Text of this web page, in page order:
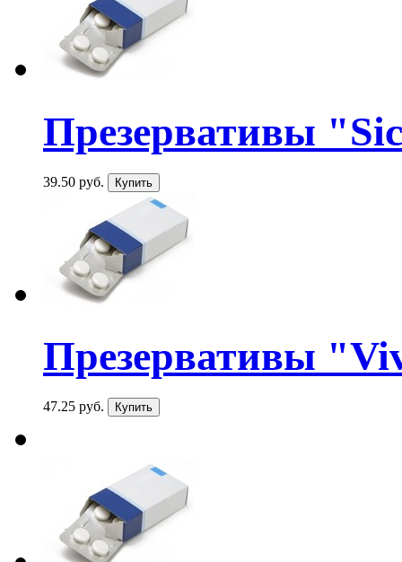
Презервативы
39.50 руб.
Презервативы
47.25 руб.